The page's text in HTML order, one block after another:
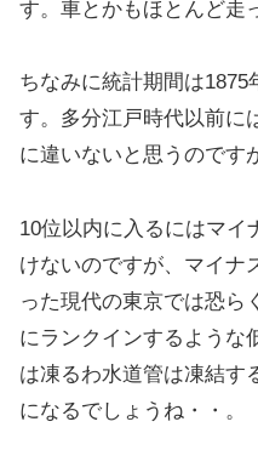
す。車とかもほとんど走
ちなみに統計期間は1875
す。多分江戸時代以前に
に違いないと思うのです
10位以内に入るにはマイ
けないのですが、マイ
った現代の東京では恐ら
にランクインするような
は凍るわ水道管は凍結す
になるでしょうね・・。